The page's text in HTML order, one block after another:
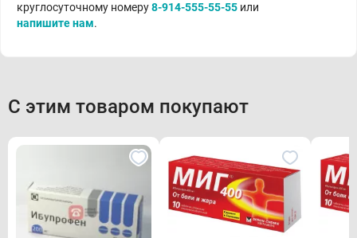
круглосуточному номеру8-914-555-55-55 или
напишите нам.
С этим товаром покупают